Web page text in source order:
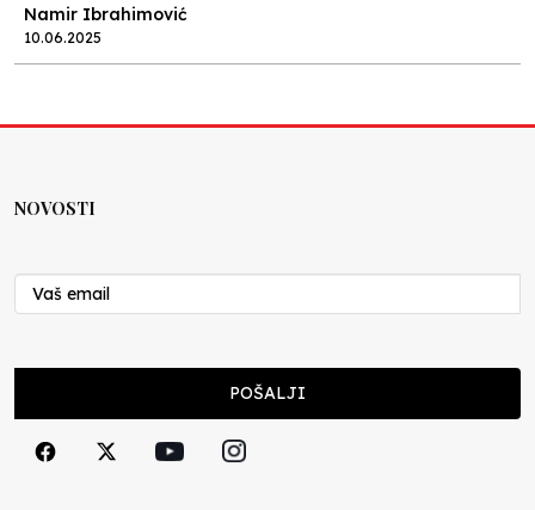
Namir Ibrahimović
10.06.2025
Nenad Veličković
29.10.2024
Cuke i djeca
NOVOSTI
POŠALJI